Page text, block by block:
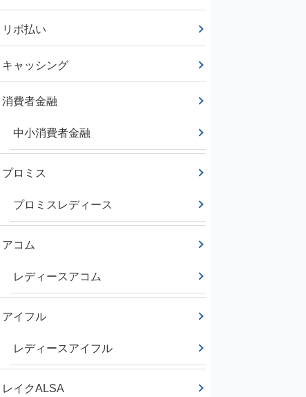
リボ払い
キャッシング
消費者金融
中小消費者金融
プロミス
プロミスレディース
アコム
レディースアコム
アイフル
レディースアイフル
レイクALSA